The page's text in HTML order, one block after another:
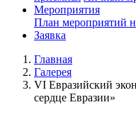
Мероприятия
План мероприятий
Заявка
Главная
Галерея
VI Евразийский
сердце Евразии»